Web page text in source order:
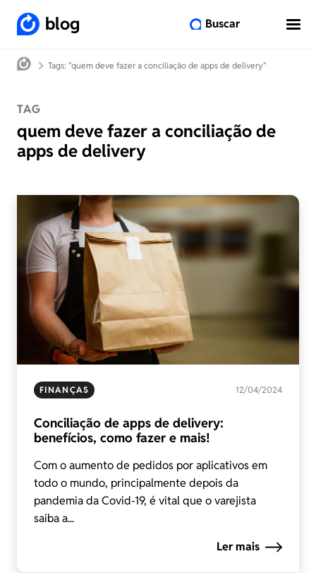
blog Buscar
Tags: "quem deve fazer a conciliação de apps de delivery"
TAG
quem deve fazer a conciliação de
apps de delivery
FINANÇAS 12/04/2024
Conciliação de apps de delivery:
benefícios, como fazer e mais!
Com o aumento de pedidos por aplicativos em
todo o mundo, principalmente depois da
pandemia da Covid-19, é vital que o varejista
saiba a...
Ler mais